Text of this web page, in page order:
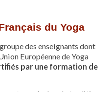
du Yoga
des enseignants dont
Européenne de Yoga
par une formation de